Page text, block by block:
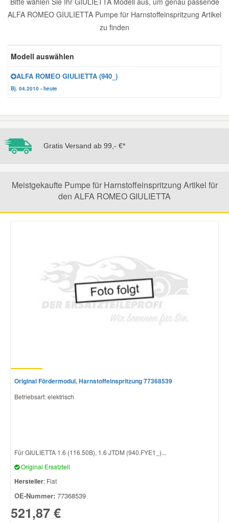
ALFA ROMEO GIULIETTA Pumpe für Harnstoffeinspritzung Artikel
zu finden
Modell auswählen
ALFA ROMEO GIULIETTA (940_)
Bj. 04.2010 - heute
Gratis Versand ab 99,- €*
Meistgekaufte Pumpe für Harnstoffeinspritzung Artikel für
den ALFA ROMEO GIULIETTA
Original Fördermodul, Harnstoffeinspritzung 77368539
Betriebsart: elektrisch
Für GIULIETTA 1.6 (116.50B), 1.6 JTDM (940.FYE1_)...
Original Ersatzteil
Hersteller: Fiat
OE-Nummer: 77368539
521,87 €
Reparatur-Zubehör
Schlüsselgehäuse
Winter-Autozubehör
Daewoo Ersatzteile
Dodge Ersatzteile
Kia Ersatzteile
Mercedes Ersatzteile
Mini Ersatzteile
Nissan Ersatzteile
Porsche Ersatzteile
Skoda Ersatzteile
Smart Ersatzteile
Suzuki Ersatzteile